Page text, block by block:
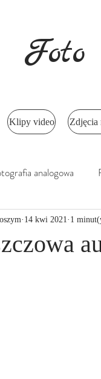
Foto
Klipy video Zdjęcia
analogowa
14 kwi 2021 1